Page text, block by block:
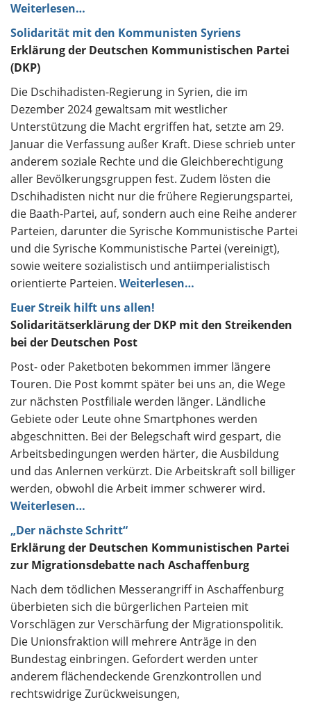
Weiterlesen…
Solidarität mit den Kommunisten Syriens
Erklärung der Deutschen Kommunistischen Partei
(DKP)
Die Dschihadisten-Regierung in Syrien, die im
Dezember 2024 gewaltsam mit westlicher
Unterstützung die Macht ergriffen hat, setzte am 29.
Januar die Verfassung außer Kraft. Diese schrieb unter
anderem soziale Rechte und die Gleichberechtigung
aller Bevölkerungsgruppen fest. Zudem lösten die
Dschihadisten nicht nur die frühere Regierungspartei,
die Baath-Partei, auf, sondern auch eine Reihe anderer
Parteien, darunter die Syrische Kommunistische Partei
und die Syrische Kommunistische Partei (vereinigt),
sowie weitere sozialistisch und antiimperialistisch
orientierte Parteien. Weiterlesen…
Euer Streik hilft uns allen!
Solidaritätserklärung der DKP mit den Streikenden
bei der Deutschen Post
Post- oder Paketboten bekommen immer längere
Touren. Die Post kommt später bei uns an, die Wege
zur nächsten Postfiliale werden länger. Ländliche
Gebiete oder Leute ohne Smartphones werden
abgeschnitten. Bei der Belegschaft wird gespart, die
Arbeitsbedingungen werden härter, die Ausbildung
und das Anlernen verkürzt. Die Arbeitskraft soll billiger
werden, obwohl die Arbeit immer schwerer wird.
Weiterlesen…
„Der nächste Schritt“
Erklärung der Deutschen Kommunistischen Partei
zur Migrationsdebatte nach Aschaffenburg
Nach dem tödlichen Messerangriff in Aschaffenburg
überbieten sich die bürgerlichen Parteien mit
Vorschlägen zur Verschärfung der Migrationspolitik.
Die Unionsfraktion will mehrere Anträge in den
Bundestag einbringen. Gefordert werden unter
anderem flächendeckende Grenzkontrollen und
rechtswidrige Zurückweisungen,